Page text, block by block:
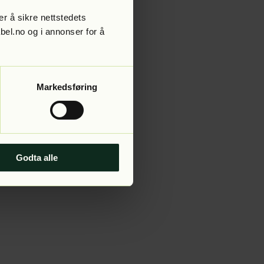
å sikre nettstedets
og i annonser for å
Markedsføring
Godta alle